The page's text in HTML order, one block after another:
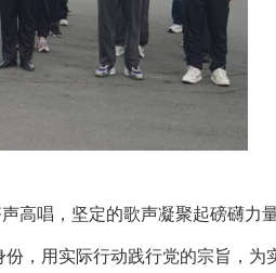
高唱，坚定的歌声凝聚起磅礴力
，用实际行动践行党的宗旨，为